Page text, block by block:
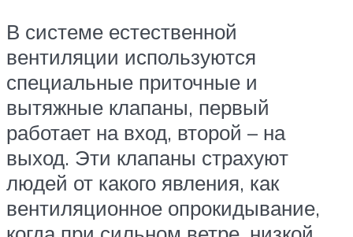
В системе естественной
вентиляции используются
специальные приточные и
вытяжные клапаны, первый
работает на вход, второй – на
выход. Эти клапаны страхуют
людей от какого явления, как
вентиляционное опрокидывание,